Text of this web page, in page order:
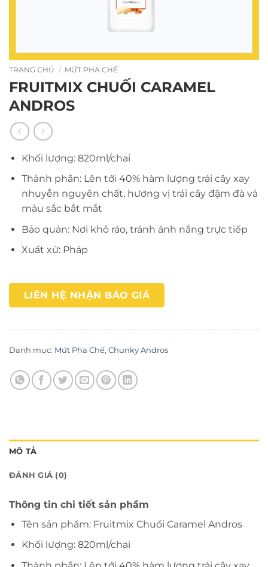
TRANG CHỦ / MỨT PHA CHẾ
FRUITMIX CHUỐI CARAMEL
ANDROS
Khối lượng: 820ml/chai
Thành phần: Lên tới 40% hàm lượng trái cây xay
nhuyễn nguyên chất, hương vị trái cây đậm đà và
màu sắc bắt mắt
Bảo quản: Nơi khô ráo, tránh ánh nắng trực tiếp
Xuất xứ: Pháp
LIÊN HỆ NHẬN BÁO GIÁ
Danh mục: Mứt Pha Chế, Chunky Andros
MÔ TẢ
ĐÁNH GIÁ (0)
Thông tin chi tiết sản phẩm
Tên sản phẩm: Fruitmix Chuối Caramel Andros
Khối lượng: 820ml/chai